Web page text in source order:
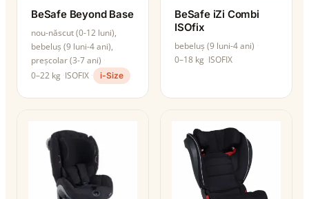
BeSafe Beyond Base
nou-născut (0-12 luni),
bebeluș (9 luni-4 ani),
preșcolar (3-7 ani)
0–22 kg ISOFIX i-Size
BeSafe iZi Combi
ISOfix
bebeluș (9 luni-4 ani)
0–18 kg ISOFIX